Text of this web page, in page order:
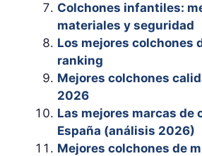
Colchones infantiles:
materiales y seguridad
Los mejores colchones
ranking
Mejores colchones
2026
Las mejores marcas de
España (análisis 2026)
Mejores colchones de